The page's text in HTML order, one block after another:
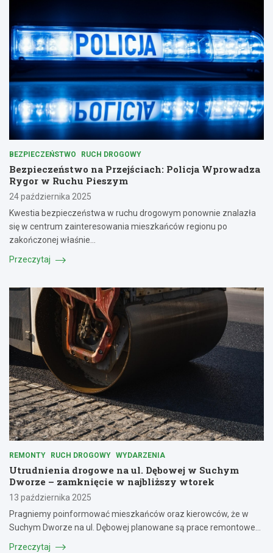
BEZPIECZEŃSTWO RUCH DROGOWY
Bezpieczeństwo na Przejściach: Policja Wprowadza
Rygor w Ruchu Pieszym
24 października 2025
Kwestia bezpieczeństwa w ruchu drogowym ponownie znalazła
się w centrum zainteresowania mieszkańców regionu po
zakończonej właśnie…
Przeczytaj
REMONTY RUCH DROGOWY WYDARZENIA
Utrudnienia drogowe na ul. Dębowej w Suchym
Dworze – zamknięcie w najbliższy wtorek
13 października 2025
Pragniemy poinformować mieszkańców oraz kierowców, że w
Suchym Dworze na ul. Dębowej planowane są prace remontowe…
Przeczytaj